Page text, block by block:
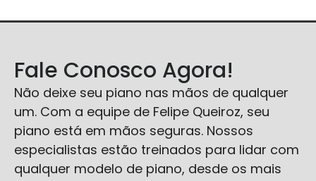
Fale Conosco Agora!
Não deixe seu piano nas mãos de qualquer
um. Com a equipe de Felipe Queiroz, seu
piano está em mãos seguras. Nossos
especialistas estão treinados para lidar com
qualquer modelo de piano, desde os mais